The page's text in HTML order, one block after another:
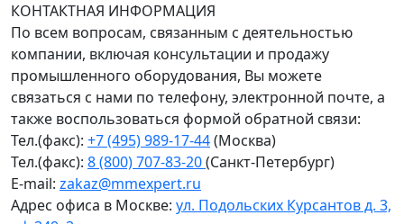
КОНТАКТНАЯ ИНФОРМАЦИЯ
По всем вопросам, связанным с деятельностью
компании, включая консультации и продажу
промышленного оборудования, Вы можете
связаться с нами по телефону, электронной почте, а
также воспользоваться формой обратной связи:
Тел.(факс): +7 (495) 989-17-44(Москва)
Тел.(факс): 8 (800) 707-83-20(Санкт-Петербург)
E-mail: zakaz@mmexpert.ru
Адрес офиса в Москве: ул. Подольских Курсантов д. 3,